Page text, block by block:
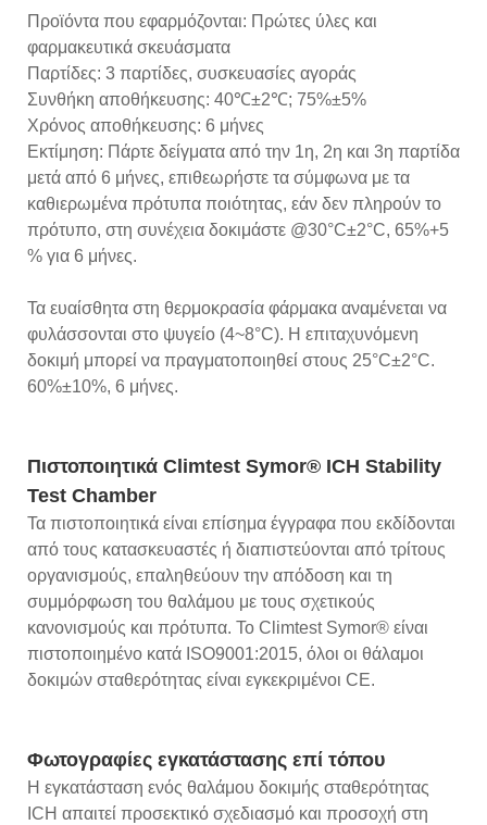
Προϊόντα που εφαρμόζονται: Πρώτες ύλες και
φαρμακευτικά σκευάσματα
Παρτίδες: 3 παρτίδες, συσκευασίες αγοράς
Συνθήκη αποθήκευσης: 40℃±2℃; 75%±5%
Χρόνος αποθήκευσης: 6 μήνες
Εκτίμηση: Πάρτε δείγματα από την 1η, 2η και 3η παρτίδα
μετά από 6 μήνες, επιθεωρήστε τα σύμφωνα με τα
καθιερωμένα πρότυπα ποιότητας, εάν δεν πληρούν το
πρότυπο, στη συνέχεια δοκιμάστε @30°C±2°C, 65%+5
% για 6 μήνες.
Τα ευαίσθητα στη θερμοκρασία φάρμακα αναμένεται να
φυλάσσονται στο ψυγείο (4~8°C). Η επιταχυνόμενη
δοκιμή μπορεί να πραγματοποιηθεί στους 25°C±2°C.
60%±10%, 6 μήνες.
Πιστοποιητικά Climtest Symor® ICH Stability
Test Chamber
Τα πιστοποιητικά είναι επίσημα έγγραφα που εκδίδονται
από τους κατασκευαστές ή διαπιστεύονται από τρίτους
οργανισμούς, επαληθεύουν την απόδοση και τη
συμμόρφωση του θαλάμου με τους σχετικούς
κανονισμούς και πρότυπα. Το Climtest Symor® είναι
πιστοποιημένο κατά ISO9001:2015, όλοι οι θάλαμοι
δοκιμών σταθερότητας είναι εγκεκριμένοι CE.
Φωτογραφίες εγκατάστασης επί τόπου
Η εγκατάσταση ενός θαλάμου δοκιμής σταθερότητας
ICH απαιτεί προσεκτικό σχεδιασμό και προσοχή στη